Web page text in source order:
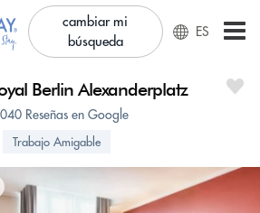
cambiar mi
búsqueda
ES
Berlin Alexanderplatz
Reseñas en Google
Trabajo Amigable